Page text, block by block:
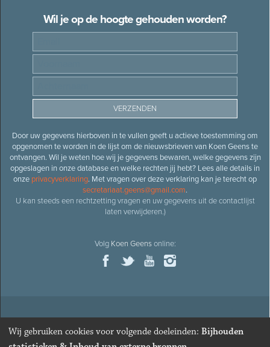
Wil je op de hoogte gehouden worden?
Door uw gegevens hierboven in te vullen geeft u actieve toestemming om
opgenomen te worden in de lijst om de nieuwsbrieven van Koen Geens te
ontvangen. Wil je weten hoe wij je gegevens bewaren, welke gegevens zijn
opgeslagen in onze database en welke rechten jij hebt? Lees alle details in
onze privacyverklaring. Met vragen over deze verklaring kan je terecht op
secretariaat.geens@gmail.com.
U kan steeds een rechtzetting vragen en uw gegevens uit de contactlijst
laten verwijderen.)
Volg Koen Geensonline:
© 2026Oud-minister en ere-volksvertegenwoordiger Koen
· Alle rechten voorbehouden · Cookies wijzigen
Wij gebruiken cookies voor volgende doeleinden: Bijhouden